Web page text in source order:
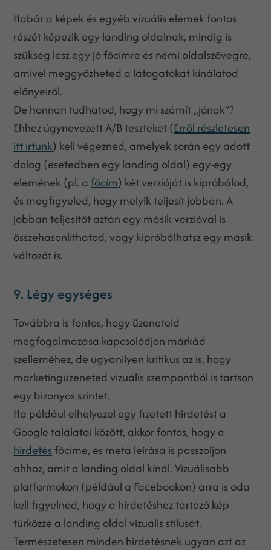
Habár a képek és egyéb vizuális elemek fontos
részét képezik egy landing oldalnak, mindig is
szükség lesz egy jó főcímre és némi oldalszövegre,
amivel meggyőzheted a látogatókat kínálatod
előnyeiről.
De honnan tudhatod, hogy mi számít „jónak”?
Ehhez úgynevezett A/B teszteket (Erről részletesen
itt írtunk) kell végezned, amelyek során egy adott
dolog (esetedben egy landing oldal) egy-egy
elemének (pl. afőcím) két verzióját is kipróbálod,
és megfigyeled, hogy melyik teljesít jobban. A
jobban teljesítőt aztán egy másik verzióval is
összehasonlíthatod, vagy kipróbálhatsz egy másik
változót is.
9. Légy egységes
Továbbra is fontos, hogy üzeneteid
megfogalmazása kapcsolódjon márkád
szelleméhez, de ugyanilyen kritikus az is, hogy
marketingüzeneted vizuális szempontból is tartson
egy bizonyos szintet.
Ha például elhelyezel egy fizetett hirdetést a
Google találatai között, akkor fontos, hogy a
hirdetésfőcíme, és meta leírása is passzoljon
ahhoz, amit a landing oldal kínál. Vizuálisabb
platformokon (például a Facebookon) arra is oda
kell figyelned, hogy a hirdetéshez tartozó kép
türközze a landing oldal vizuális stílusát.
Természetesen minden hirdetésnek ugyan azt az